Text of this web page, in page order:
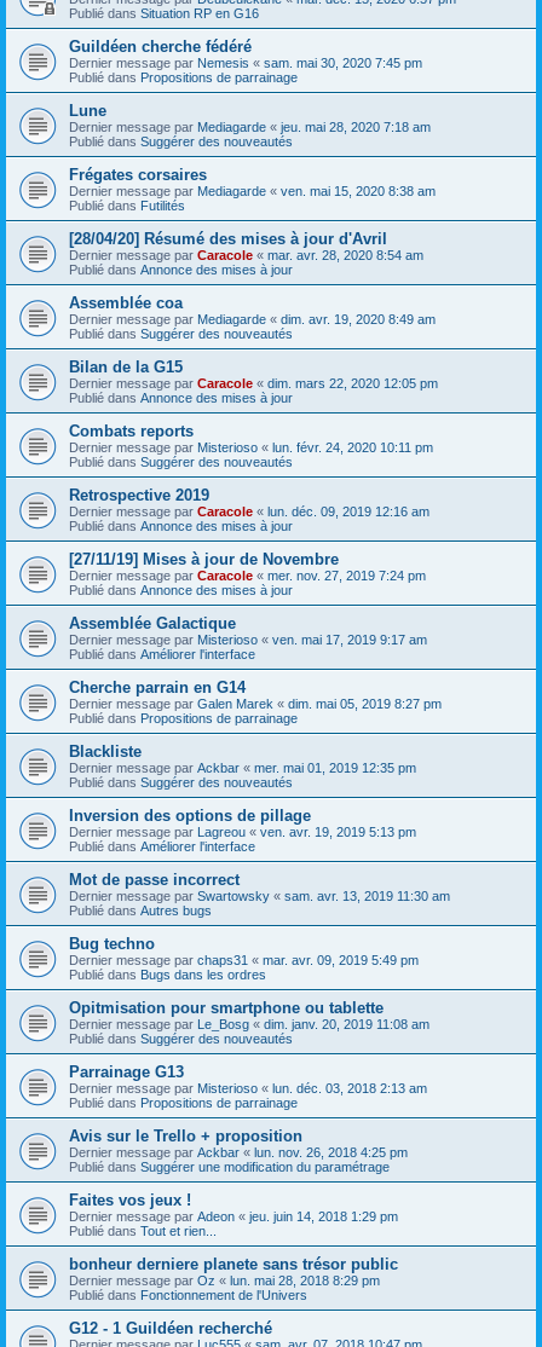
Publié dans Situation RP en G16
Guildéen cherche fédéré
Dernier message par Nemesis « sam. mai 30, 2020 7:45 pm
Publié dans Propositions de parrainage
Lune
Dernier message par Mediagarde « jeu. mai 28, 2020 7:18 am
Publié dans Suggérer des nouveautés
Frégates corsaires
Dernier message par Mediagarde « ven. mai 15, 2020 8:38 am
Publié dans Futilités
[28/04/20] Résumé des mises à jour d'Avril
Dernier message par Caracole « mar. avr. 28, 2020 8:54 am
Publié dans Annonce des mises à jour
Assemblée coa
Dernier message par Mediagarde « dim. avr. 19, 2020 8:49 am
Publié dans Suggérer des nouveautés
Bilan de la G15
Dernier message par Caracole « dim. mars 22, 2020 12:05 pm
Publié dans Annonce des mises à jour
Combats reports
Dernier message par Misterioso « lun. févr. 24, 2020 10:11 pm
Publié dans Suggérer des nouveautés
Retrospective 2019
Dernier message par Caracole « lun. déc. 09, 2019 12:16 am
Publié dans Annonce des mises à jour
[27/11/19] Mises à jour de Novembre
Dernier message par Caracole « mer. nov. 27, 2019 7:24 pm
Publié dans Annonce des mises à jour
Assemblée Galactique
Dernier message par Misterioso « ven. mai 17, 2019 9:17 am
Publié dans Améliorer l'interface
Cherche parrain en G14
Dernier message par Galen Marek « dim. mai 05, 2019 8:27 pm
Publié dans Propositions de parrainage
Blackliste
Dernier message par Ackbar « mer. mai 01, 2019 12:35 pm
Publié dans Suggérer des nouveautés
Inversion des options de pillage
Dernier message par Lagreou « ven. avr. 19, 2019 5:13 pm
Publié dans Améliorer l'interface
Mot de passe incorrect
Dernier message par Swartowsky « sam. avr. 13, 2019 11:30 am
Publié dans Autres bugs
Bug techno
Dernier message par chaps31 « mar. avr. 09, 2019 5:49 pm
Publié dans Bugs dans les ordres
Opitmisation pour smartphone ou tablette
Dernier message par Le_Bosg « dim. janv. 20, 2019 11:08 am
Publié dans Suggérer des nouveautés
Parrainage G13
Dernier message par Misterioso « lun. déc. 03, 2018 2:13 am
Publié dans Propositions de parrainage
Avis sur le Trello + proposition
Dernier message par Ackbar « lun. nov. 26, 2018 4:25 pm
Publié dans Suggérer une modification du paramétrage
Faites vos jeux !
Dernier message par Adeon « jeu. juin 14, 2018 1:29 pm
Publié dans Tout et rien...
bonheur derniere planete sans trésor public
Dernier message par Oz « lun. mai 28, 2018 8:29 pm
Publié dans Fonctionnement de l'Univers
G12 - 1 Guildéen recherché
Dernier message par Luc555 « sam. avr. 07, 2018 10:47 pm